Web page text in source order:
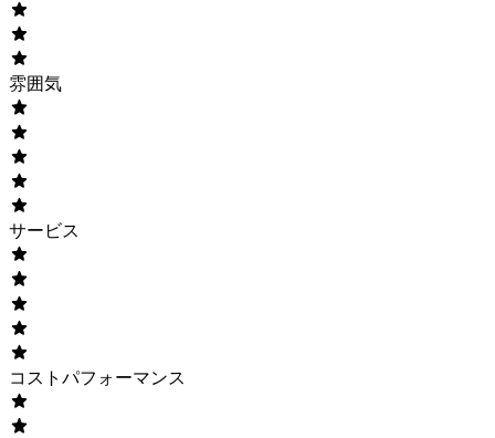
雰囲気
サービス
コストパフォーマンス